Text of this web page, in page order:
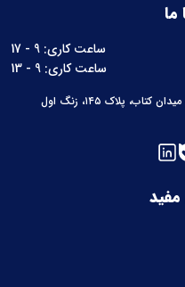
ما
ساعت کاری: 9 - 17
ساعت کاری: 9 - 13
پلاک ۱۴۵، زنگ اول